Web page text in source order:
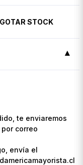
STOCK
te enviaremos
correo
envía el